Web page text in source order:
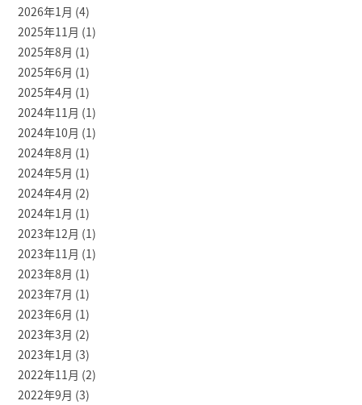
2026年1月 (4)
2025年11月 (1)
2025年8月 (1)
2025年6月 (1)
2025年4月 (1)
2024年11月 (1)
2024年10月 (1)
2024年8月 (1)
2024年5月 (1)
2024年4月 (2)
2024年1月 (1)
2023年12月 (1)
2023年11月 (1)
2023年8月 (1)
2023年7月 (1)
2023年6月 (1)
2023年3月 (2)
2023年1月 (3)
2022年11月 (2)
2022年9月 (3)